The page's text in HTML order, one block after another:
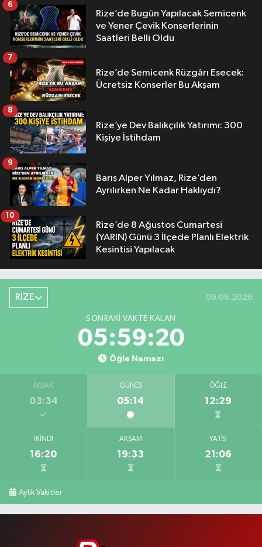
Rize’de Bugün Yapılacak Semicenk
ve Yener Çevik Konserlerinin
Saatleri Belli Oldu
6
Rize’de Semicenk Rüzgârı Esecek:
Ücretsiz Konserler Bu Akşam
7
Rize’ye Dev Balıkçılık Yatırımı: 300
Kişiye İstihdam
8
Barış Alper Yılmaz, Rize’den
Ayrılırken Ne Kadar Haklıydı?
9
Rize’de 8 Ağustos Cumartesi
(YARIN) Günü 3 İlçede Planlı Elektrik
Kesintisi Yapılacak
10
RİZE 09.08.2026
SONRAKI VAKTE KALAN
05:59:19
Öğle Namazı
İMSAK
03:34
GÜNEŞ
05:14
ÖĞLE
12:29
İKINDI
16:20
AKŞAM
19:33
YATSI
21:06
Aylık Vakitler